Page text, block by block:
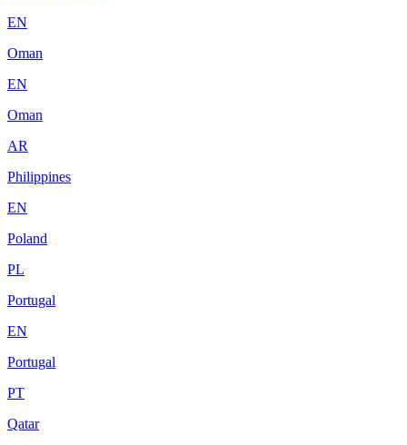
EN
Oman
EN
Oman
AR
Philippines
EN
Poland
PL
Portugal
EN
Portugal
PT
Qatar